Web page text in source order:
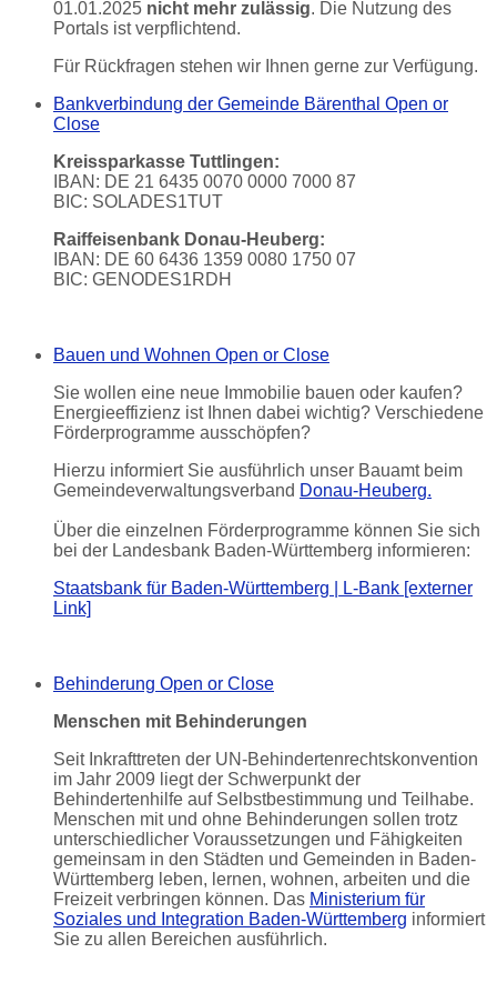
01.01.2025 nicht mehr zulässig. Die Nutzung des
Portals ist verpflichtend.
Für Rückfragen stehen wir Ihnen gerne zur Verfügung.
Bankverbindung der Gemeinde Bärenthal Open or
Close
Kreissparkasse Tuttlingen:
IBAN: DE 21 6435 0070 0000 7000 87
BIC: SOLADES1TUT
Raiffeisenbank Donau-Heuberg:
IBAN: DE 60 6436 1359 0080 1750 07
BIC: GENODES1RDH
Bauen und Wohnen Open or Close
Sie wollen eine neue Immobilie bauen oder kaufen?
Energieeffizienz ist Ihnen dabei wichtig? Verschiedene
Förderprogramme ausschöpfen?
Hierzu informiert Sie ausführlich unser Bauamt beim
Gemeindeverwaltungsverband Donau-Heuberg.
Über die einzelnen Förderprogramme können Sie sich
bei der Landesbank Baden-Württemberg informieren:
Staatsbank für Baden-Württemberg | L-Bank [externer
Link]
Behinderung Open or Close
Menschen mit Behinderungen
Seit Inkrafttreten der UN-Behindertenrechtskonvention
im Jahr 2009 liegt der Schwerpunkt der
Behindertenhilfe auf Selbstbestimmung und Teilhabe.
Menschen mit und ohne Behinderungen sollen trotz
unterschiedlicher Voraussetzungen und Fähigkeiten
gemeinsam in den Städten und Gemeinden in Baden-
Württemberg leben, lernen, wohnen, arbeiten und die
Freizeit verbringen können. Das Ministerium für
Soziales und Integration Baden-Württemberg informiert
Sie zu allen Bereichen ausführlich.